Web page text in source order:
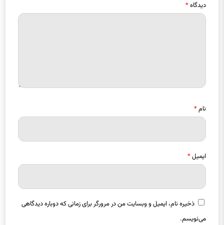
دیدگاه*
نام*
ایمیل*
ذخیره نام، ایمیل و وبسایت من در مرورگر برای زمانی که دوباره دیدگاهی
می‌نویسم.